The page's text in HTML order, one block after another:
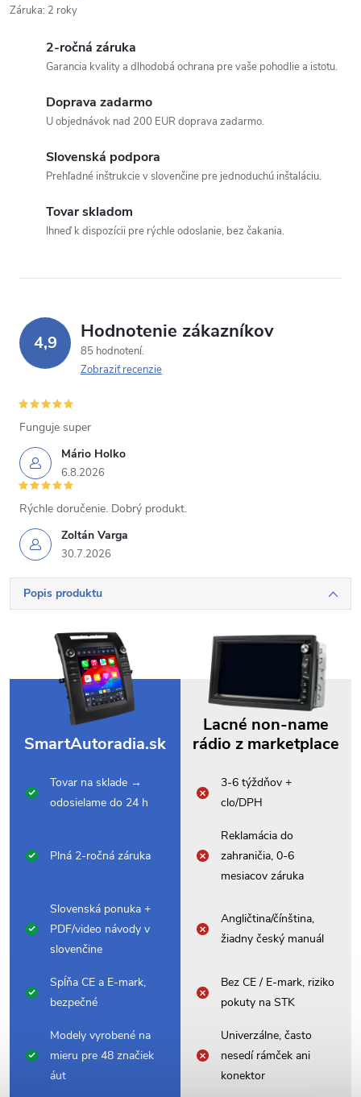
Záruka: 2 roky
2-ročná záruka
Garancia kvality a dlhodobá ochrana pre vaše pohodlie a istotu.
Doprava zadarmo
U objednávok nad 200 EUR doprava zadarmo.
Slovenská podpora
Prehľadné inštrukcie v slovenčine pre jednoduchú inštaláciu.
Tovar skladom
Ihneď k dispozícii pre rýchle odoslanie, bez čakania.
4,9 Hodnotenie zákazníkov
85 hodnotení
Zobraziť recenzie
Mário Holko
6.8.2026
Funguje super
Zoltán Varga
30.7.2026
Rýchle doručenie. Dobrý produkt.
Popis produktu
SmartAutoradia.sk
Lacné non-name
rádio z marketplace
Tovar na sklade →
odosielame do 24 h
3-6 týždňov +
clo/DPH
Plná 2-ročná záruka
Reklamácia do
zahraničia, 0-6
mesiacov záruka
Slovenská ponuka +
PDF/video návody v
slovenčine
Angličtina/čínština,
žiadny český manuál
Spĺňa CE a E-mark,
bezpečné
Bez CE / E-mark, riziko
pokuty na STK
Modely vyrobené na
mieru pre 48 značiek
áut
Univerzálne, často
nesedí rámček ani
konektor